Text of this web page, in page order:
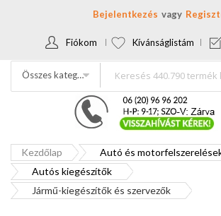
Bejelentkezés
Fiókom Kívánságlistám
Összes kategória
Kezdőlap
Autó és
Autós kiegészítők
Jármű-kiegészítők és szervezők